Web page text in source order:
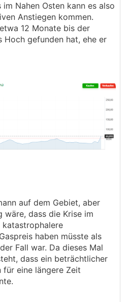
Nahen Osten kann es also
Anstiegen kommen.
12 Monate bis der
Hoch gefunden hat, ehe er
auf dem Gebiet, aber
wäre, dass die Krise im
katastrophalere
haben müsste als
Fall war. Da dieses Mal
dass ein beträchtlicher
eine längere Zeit